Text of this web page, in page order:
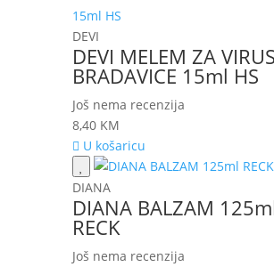
DEVI
DEVI MELEM ZA
BRADAVICE 15ml HS
Još nema recenzija
8,40 KM
U košaricu
DIANA
DIANA BALZAM
RECK
Još nema recenzija